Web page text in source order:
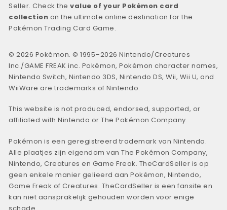
Seller. Check thevalue of your Pokémon card
collection on the ultimate online destination for the
Pokémon Trading Card Game.
© 2026 Pokémon. © 1995–2026 Nintendo/Creatures
Inc./GAME FREAK inc. Pokémon, Pokémon character names,
Nintendo Switch, Nintendo 3DS, Nintendo DS, Wii, Wii U, and
WiiWare are trademarks of Nintendo.
This website is not produced, endorsed, supported, or
affiliated with Nintendo or The Pokémon Company.
Pokémon is een geregistreerd trademark van Nintendo.
Alle plaatjes zijn eigendom van The Pokémon Company,
Nintendo, Creatures en Game Freak. TheCardSeller is op
geen enkele manier gelieerd aan Pokémon, Nintendo,
Game Freak of Creatures. TheCardSeller is een fansite en
kan niet aansprakelijk gehouden worden voor enige
schade.